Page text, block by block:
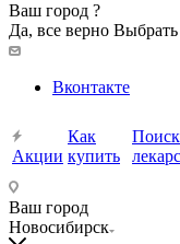
Ваш город ?
Да, все верно Выбрать
Вконтакте
Акции
Как
купить
Поиск
Ваш город
Новосибирск